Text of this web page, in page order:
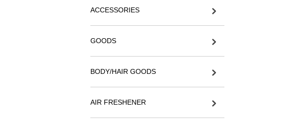
ACCESSORIES
GOODS
BODY/HAIR GOODS
AIR FRESHENER